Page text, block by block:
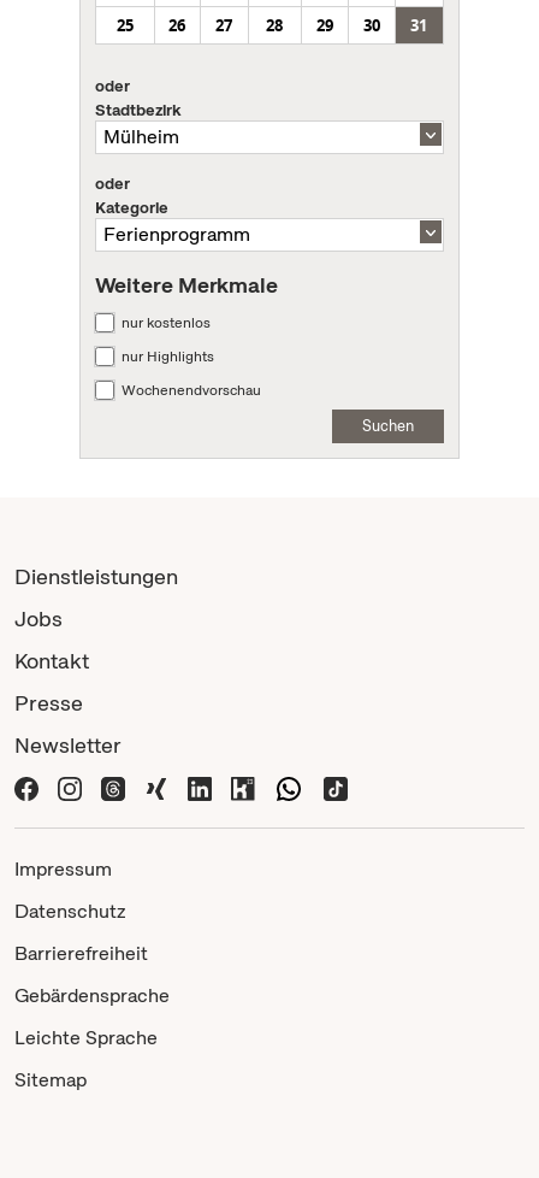
25
26 27 28 29 30 31
oder
Stadtbezirk
oder
Kategorie
Weitere Merkmale
nur kostenlos
nur Highlights
Wochenendvorschau
Suchen
Dienstleistungen
Jobs
Kontakt
Presse
Newsletter
Impressum
Datenschutz
Barrierefreiheit
Gebärdensprache
Leichte Sprache
Sitemap